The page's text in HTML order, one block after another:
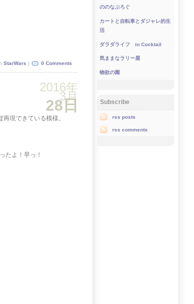
StarWars | 0 Comments
2016年
3月
28日
現できている模様。
たよ！早っ！
ののなぶろぐ
カートと自転車とダジャレ的生
活
ダラダライフ in Cocktail
気ままなラリー屋
物欲の園
Subscribe
rss posts
rss comments